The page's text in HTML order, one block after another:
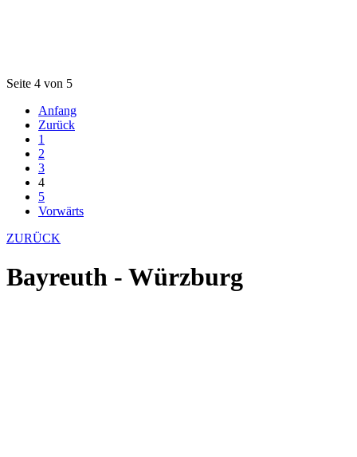
Seite 4 von 5
Anfang
Zurück
1
2
3
4
5
Vorwärts
ZURÜCK
Bayreuth - Würzburg